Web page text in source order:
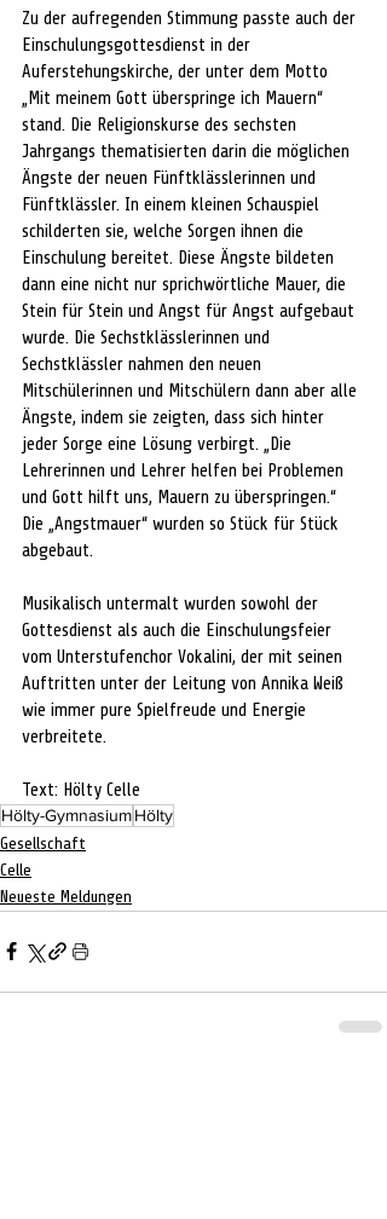
Zu der aufregenden Stimmung passte auch der
Einschulungsgottesdienst in der
Auferstehungskirche, der unter dem Motto
„Mit meinem Gott überspringe ich Mauern“
stand. Die Religionskurse des sechsten
Jahrgangs thematisierten darin die möglichen
Ängste der neuen Fünftklässlerinnen und
Fünftklässler. In einem kleinen Schauspiel
schilderten sie, welche Sorgen ihnen die
Einschulung bereitet. Diese Ängste bildeten
dann eine nicht nur sprichwörtliche Mauer, die
Stein für Stein und Angst für Angst aufgebaut
wurde. Die Sechstklässlerinnen und
Sechstklässler nahmen den neuen
Mitschülerinnen und Mitschülern dann aber alle
Ängste, indem sie zeigten, dass sich hinter
jeder Sorge eine Lösung verbirgt. „Die
Lehrerinnen und Lehrer helfen bei Problemen
und Gott hilft uns, Mauern zu überspringen.“
Die „Angstmauer“ wurden so Stück für Stück
abgebaut.
Musikalisch untermalt wurden sowohl der
Gottesdienst als auch die Einschulungsfeier
vom Unterstufenchor Vokalini, der mit seinen
Auftritten unter der Leitung von Annika Weiß
wie immer pure Spielfreude und Energie
verbreitete.
Text: Hölty Celle
Hölty-GymnasiumHölty
Gesellschaft
Celle
Neueste Meldungen